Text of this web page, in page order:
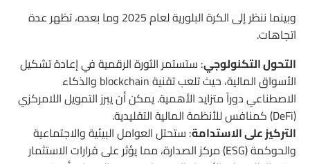
وبينما ننظر إلى الكرة البلورية لعام 2025 وما بعده، تظهر عدة
اتجاهات.
التحول التكنولوجي: ستستمر الثورة الرقمية في إعادة تشكيل
الأسواق المالية، حيث تلعب تقنية blockchain والذكاء
الاصطناعي دوراً متزايد الأهمية. يمكن أن يبرز التمويل اللامركزي
(DeFi) كمنافس للأنظمة المالية التقليدية.
التركيز على الاستدامة: ستحتل العوامل البيئية والاجتماعية
والحوكمة (ESG) مركز الصدارة، مما يؤثر على قرارات الاستثمار